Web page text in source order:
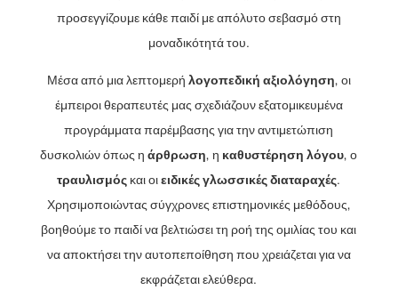
προσεγγίζουμε κάθε παιδί με απόλυτο σεβασμό στη
μοναδικότητά του.
Μέσα από μια λεπτομερή λογοπεδική αξιολόγηση, οι
έμπειροι θεραπευτές μας σχεδιάζουν εξατομικευμένα
προγράμματα παρέμβασης για την αντιμετώπιση
δυσκολιών όπως ηάρθρωση, η καθυστέρηση λόγου, ο
τραυλισμός και οιειδικές γλωσσικές διαταραχές.
Χρησιμοποιώντας σύγχρονες επιστημονικές μεθόδους,
βοηθούμε το παιδί να βελτιώσει τη ροή της ομιλίας του και
να αποκτήσει την αυτοπεποίθηση που χρειάζεται για να
εκφράζεται ελεύθερα.